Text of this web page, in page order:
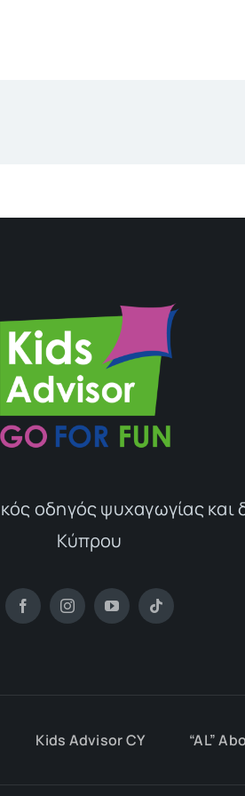
οδηγός ψυχαγωγίας
Κύπρου
Kids Advisor CY “AL”